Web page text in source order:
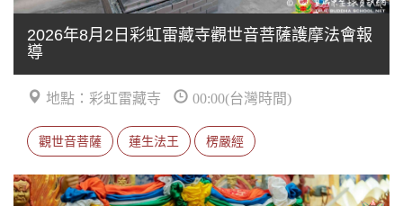
2026年8月2日彩虹雷藏寺觀世音菩薩護摩法會報
導
地點：彩虹雷藏寺 00:00(台灣時間)
觀世音菩薩 蓮生法王 楞嚴經